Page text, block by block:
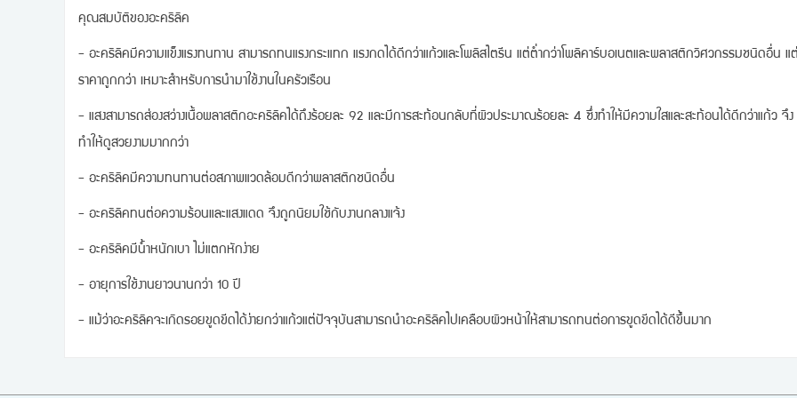
คุณสมบัติของอะคริลิค
- อะคริลิคมีความแข็งแรงทนทาน สามารถทนแรงกระแทก แรงกดได้ดีกว่าแก้วและโพลิสไตรีน แต่ต่ำกว่าโพลิคาร์บอเนตและพลาสติกวิศวกรรมชนิดอื่น แ
ราคาถูกกว่า เหมาะสำหรับการนำมาใช้งานในครัวเรือน
- แสงสามารถส่องสว่างเนื้อพลาสติกอะคริลิคได้ถึงร้อยละ 92 และมีการสะท้อนกลับที่ผิวประมาณร้อยละ 4 ซึ่งทำให้มีความใสและสะท้อนได้ดีกว่าแก้ว จึง
ทำให้ดูสวยงามมากกว่า
- อะคริลิคมีความทนทานต่อสภาพแวดล้อมดีกว่าพลาสติกชนิดอื่น
- อะคริลิคทนต่อความร้อนและแสงแดด จึงถูกนิยมใช้กับงานกลางแจ้ง
- อะคริลิคมีน้ำหนักเบา ไม่แตกหักง่าย
- อายุการใช้งานยาวนานกว่า 10 ปี
- แม้ว่าอะคริลิคจะเกิดรอยขูดขีดได้ง่ายกว่าแก้วแต่ปัจจุบันสามารถนำอะคริลิคไปเคลือบผิวหน้าให้สามารถทนต่อการขูดขีดได้ดีขึ้นมาก